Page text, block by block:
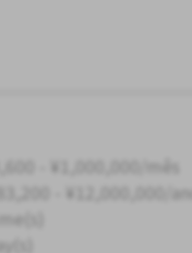
Estrangeiros
- ¥1,000,000/mês
- ¥12,000,000/ano